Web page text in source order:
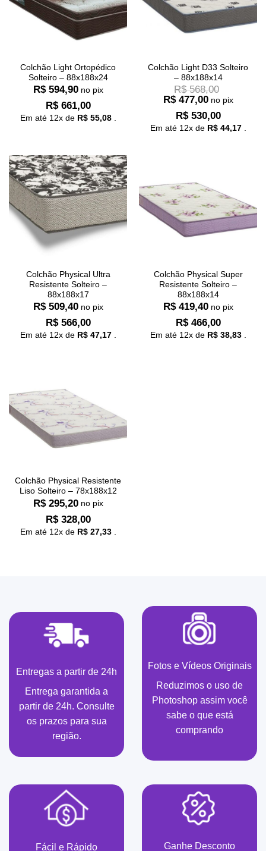
Colchão Light Ortopédico
Solteiro – 88x188x24
R$594,90 no pix
R$661,00
Em até 12x de R$55,08.
Colchão Light D33 Solteiro
– 88x188x14
R$568,00
R$477,00 no pix
R$530,00
Em até 12x de R$44,17.
Colchão Physical Ultra
Resistente Solteiro –
88x188x17
R$509,40 no pix
R$566,00
Em até 12x de R$47,17.
Colchão Physical Super
Resistente Solteiro –
88x188x14
R$419,40 no pix
R$466,00
Em até 12x de R$38,83.
Colchão Physical Resistente
Liso Solteiro – 78x188x12
R$295,20 no pix
R$328,00
Em até 12x de R$27,33.
Entregas a partir de 24h
Entrega garantida a
partir de 24h. Consulte
os prazos para sua
região.
Fotos e Vídeos Originais
Reduzimos o uso de
Photoshop assim você
sabe o que está
comprando
Fácil e Rápido Ganhe Desconto